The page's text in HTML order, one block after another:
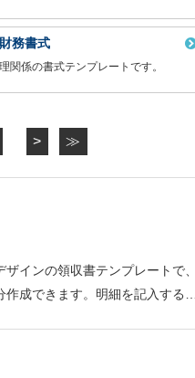
務書式
関係の書式テンプレートです。
> ≫
インの領収書テンプレートで、
成できます。明細を記入する…